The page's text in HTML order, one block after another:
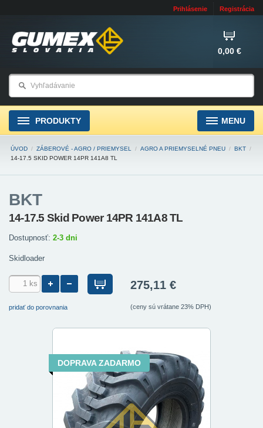
Prihlásenie Registrácia
0,00 €
PRODUKTY MENU
ÚVOD / ZÁBEROVÉ - AGRO / PRIEMYSEL / AGRO A PRIEMYSELNÉ PNEU / BKT /
14-17.5 SKID POWER 14PR 141A8 TL
BKT
14-17.5 Skid Power 14PR 141A8 TL
Dostupnosť: 2-3 dni
Skidloader
pridať do porovnania
275,11 €
(ceny sú vrátane 23% DPH)
DOPRAVA ZADARMO